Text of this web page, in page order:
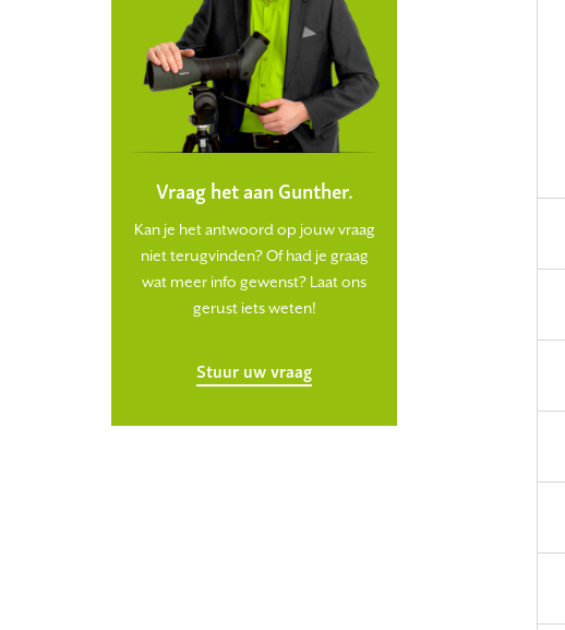
Vraag het aan Gunther.
Kan je het antwoord op jouw vraag
niet terugvinden? Of had je graag
wat meer info gewenst? Laat ons
gerust iets weten!
Stuur uw vraag